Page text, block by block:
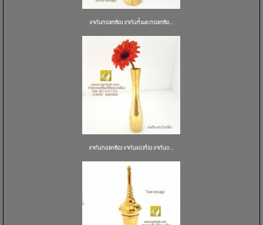
แจกันทองเหลือง แจกันหิ้งพระทองเหลือ...
แจกันทองเหลือง แจกันแต่งห้อง แจกันต...